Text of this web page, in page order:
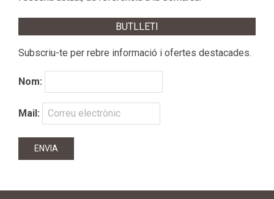
BUTLLETI
Subscriu-te per rebre informació i ofertes destacades.
Nom:
Mail: